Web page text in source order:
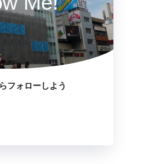
フォローしよう